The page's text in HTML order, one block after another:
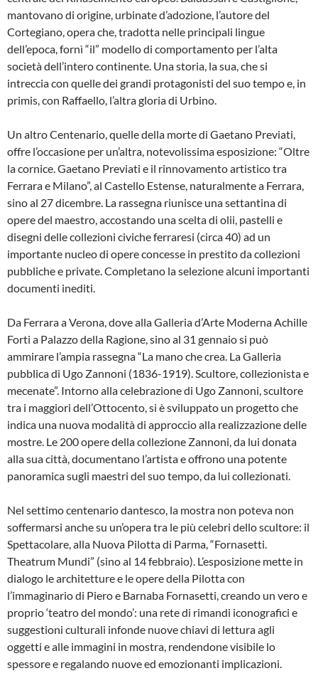
mantovano di origine, urbinate d’adozione, l’autore del
Cortegiano, opera che, tradotta nelle principali lingue
dell’epoca, fornì “il” modello di comportamento per l’alta
società dell’intero continente. Una storia, la sua, che si
intreccia con quelle dei grandi protagonisti del suo tempo e, in
primis, con Raffaello, l’altra gloria di Urbino.
Un altro Centenario, quelle della morte di Gaetano Previati,
offre l’occasione per un’altra, notevolissima esposizione: “Oltre
la cornice. Gaetano Previati e il rinnovamento artistico tra
Ferrara e Milano”, al Castello Estense, naturalmente a Ferrara,
sino al 27 dicembre. La rassegna riunisce una settantina di
opere del maestro, accostando una scelta di olii, pastelli e
disegni delle collezioni civiche ferraresi (circa 40) ad un
importante nucleo di opere concesse in prestito da collezioni
pubbliche e private. Completano la selezione alcuni importanti
documenti inediti.
Da Ferrara a Verona, dove alla Galleria d’Arte Moderna Achille
Forti a Palazzo della Ragione, sino al 31 gennaio si può
ammirare l’ampia rassegna “La mano che crea. La Galleria
pubblica di Ugo Zannoni (1836-1919). Scultore, collezionista e
mecenate”. Intorno alla celebrazione di Ugo Zannoni, scultore
tra i maggiori dell’Ottocento, si è sviluppato un progetto che
indica una nuova modalità di approccio alla realizzazione delle
mostre. Le 200 opere della collezione Zannoni, da lui donata
alla sua città, documentano l’artista e offrono una potente
panoramica sugli maestri del suo tempo, da lui collezionati.
Nel settimo centenario dantesco, la mostra non poteva non
soffermarsi anche su un’opera tra le più celebri dello scultore: il
Spettacolare, alla Nuova Pilotta di Parma, “Fornasetti.
Theatrum Mundi” (sino al 14 febbraio). L’esposizione mette in
dialogo le architetture e le opere della Pilotta con
l’immaginario di Piero e Barnaba Fornasetti, creando un vero e
proprio ‘teatro del mondo’: una rete di rimandi iconografici e
suggestioni culturali infonde nuove chiavi di lettura agli
oggetti e alle immagini in mostra, rendendone visibile lo
spessore e regalando nuove ed emozionanti implicazioni.